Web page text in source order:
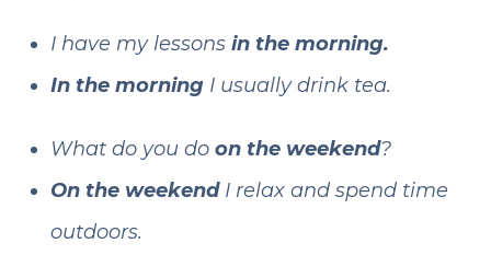
I have my lessons in the morning.
In the morningI usually drink tea.
What do you do on the weekend?
On the weekendI relax and spend time
outdoors.